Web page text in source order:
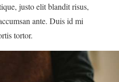
justo elit blandit risus,
ante. Duis id mi
tortor.